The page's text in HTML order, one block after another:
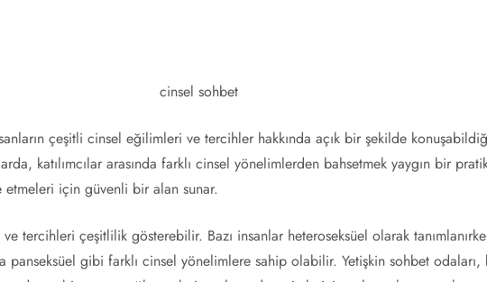
cinsel sohbet
çeşitli cinsel eğilimleri ve tercihler hakkında açık bir şekilde
katılımcılar arasında farklı cinsel yönelimlerden bahsetmek yaygın bir
için güvenli bir alan sunar.
tercihleri çeşitlilik gösterebilir. Bazı insanlar heteroseksüel olarak
panseksüel gibi farklı cinsel yönelimlere sahip olabilir. Yetişkin sohbet odaları,